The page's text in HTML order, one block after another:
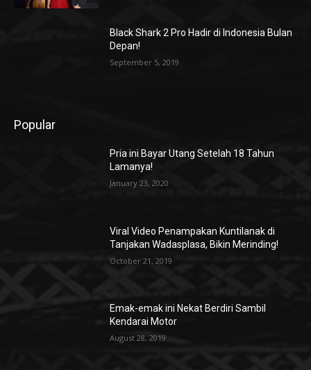
Black Shark 2 Pro Hadir di Indonesia Bulan
Depan!
September 5, 2019
Popular
Pria ini Bayar Utang Setelah 18 Tahun
Lamanya!
January 23, 2020
Viral Video Penampakan Kuntilanak di
Tanjakan Wadasplasa, Bikin Merinding!
October 21, 2019
Emak-emak ini Nekat Berdiri Sambil
Kendarai Motor
August 28, 2019